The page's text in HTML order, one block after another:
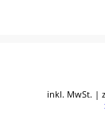
inkl. MwSt. |